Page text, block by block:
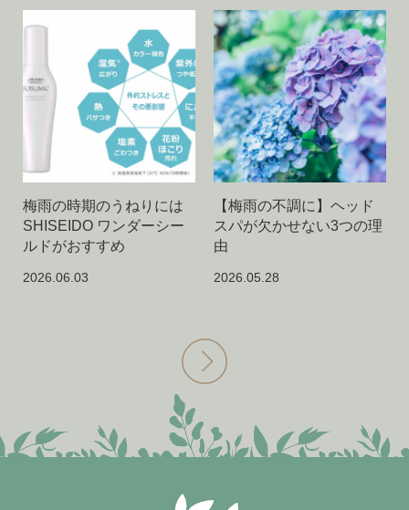
梅雨の時期のうねりには
SHISEIDO ワンダーシー
ルドがおすすめ
2026.06.03
【梅雨の不調に】ヘッド
スパが欠かせない3つの理
由
2026.05.28